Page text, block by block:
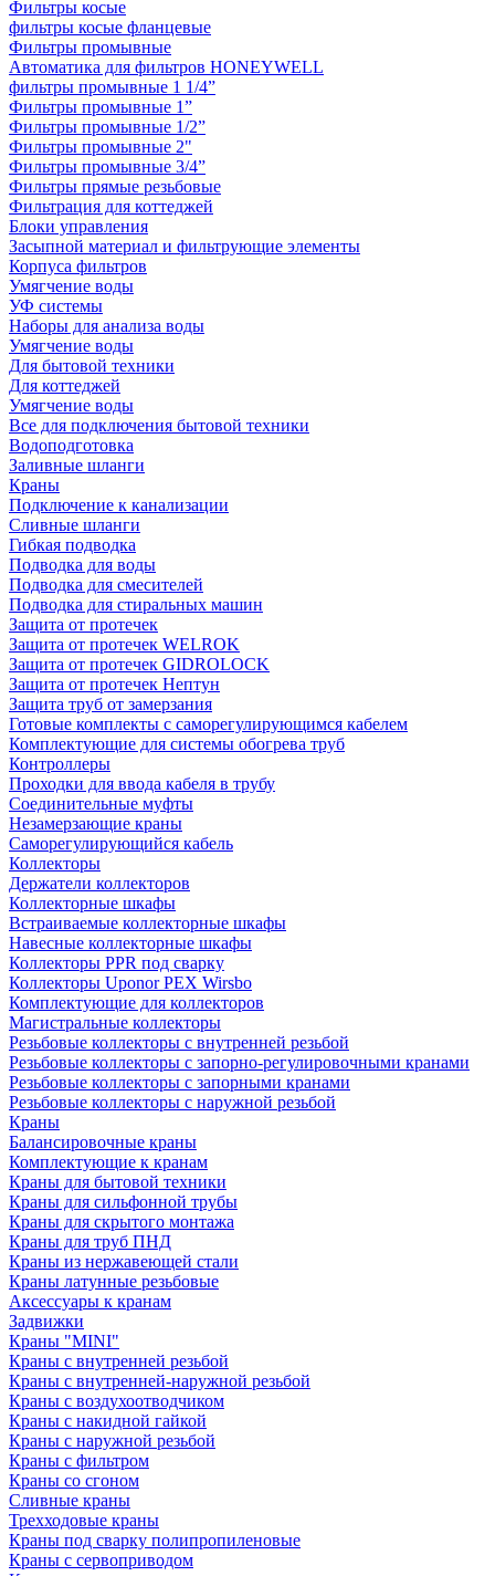
Фильтры косые
фильтры косые фланцевые
Фильтры промывные
Автоматика для фильтров HONEYWELL
фильтры промывные 1 1/4”
Фильтры промывные 1”
Фильтры промывные 1/2”
Фильтры промывные 2"
Фильтры промывные 3/4”
Фильтры прямые резьбовые
Фильтрация для коттеджей
Блоки управления
Засыпной материал и фильтрующие элементы
Корпуса фильтров
Умягчение воды
УФ системы
Наборы для анализа воды
Умягчение воды
Для бытовой техники
Для коттеджей
Умягчение воды
Все для подключения бытовой техники
Водоподготовка
Заливные шланги
Краны
Подключение к канализации
Сливные шланги
Гибкая подводка
Подводка для воды
Подводка для смесителей
Подводка для стиральных машин
Защита от протечек
Защита от протечек WELROK
Защита от протечек GIDROLOCK
Защита от протечек Нептун
Защита труб от замерзания
Готовые комплекты с саморегулирующимся кабелем
Комплектующие для системы обогрева труб
Контроллеры
Проходки для ввода кабеля в трубу
Соединительные муфты
Незамерзающие краны
Саморегулирующийся кабель
Коллекторы
Держатели коллекторов
Коллекторные шкафы
Встраиваемые коллекторные шкафы
Навесные коллекторные шкафы
Коллекторы PPR под сварку
Коллекторы Uponor PEX Wirsbo
Комплектующие для коллекторов
Магистральные коллекторы
Резьбовые коллекторы с внутренней резьбой
Резьбовые коллекторы с запорно-регулировочными кранами
Резьбовые коллекторы с запорными кранами
Резьбовые коллекторы с наружной резьбой
Краны
Балансировочные краны
Комплектующие к кранам
Краны для бытовой техники
Краны для сильфонной трубы
Краны для скрытого монтажа
Краны для труб ПНД
Краны из нержавеющей стали
Краны латунные резьбовые
Аксессуары к кранам
Задвижки
Краны "MINI"
Краны с внутренней резьбой
Краны с внутренней-наружной резьбой
Краны с воздухоотводчиком
Краны с накидной гайкой
Краны с наружной резьбой
Краны с фильтром
Краны со сгоном
Сливные краны
Трехходовые краны
Краны под сварку полипропиленовые
Краны с сервоприводом